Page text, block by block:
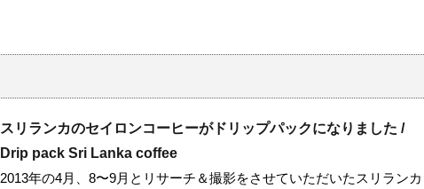
スリランカのセイロンコーヒーがドリップパックになりました /
Drip pack Sri Lanka coffee
2013年の4月、8〜9月とリサーチ＆撮影をさせていただいたスリランカ